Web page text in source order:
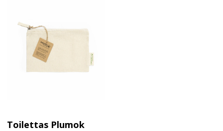
Toilettas Plumok